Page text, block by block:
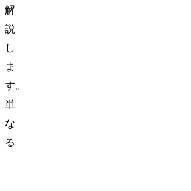
解
説
し
ま
す。
単
な
る